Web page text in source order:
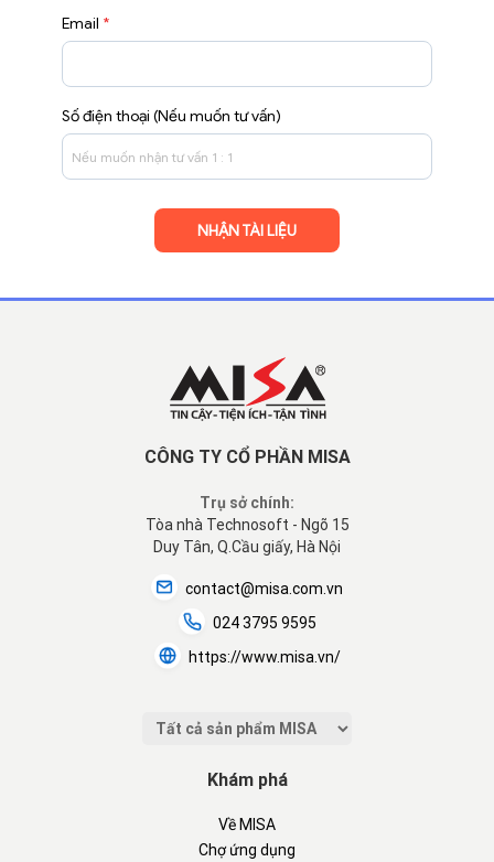
Email *
Số điện thoại (Nếu muốn tư vấn)
CÔNG TY CỔ PHẦN MISA
Trụ sở chính:
Tòa nhà Technosoft - Ngõ 15
Duy Tân, Q.Cầu giấy, Hà Nội
contact@misa.com.vn
024 3795 9595
https://www.misa.vn/
Khám phá
Về MISA
Chợ ứng dụng